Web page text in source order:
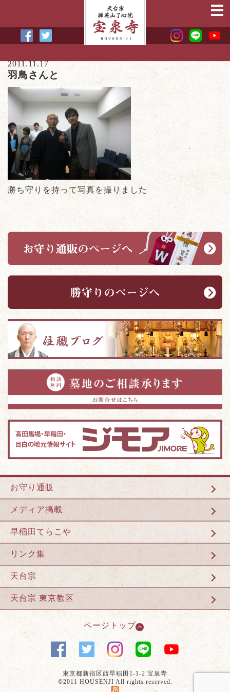
2011.11.17
羽鳥さんと
勝ち守りを持って写真を撮りました
お守り通販
メディア掲載
早稲田てらこや
リンク集
天台宗
天台宗 東京教区
ページトップ
東京都新宿区西早稲田1-1-2 宝泉寺
©2011 HOUSENJI All rights reserved.